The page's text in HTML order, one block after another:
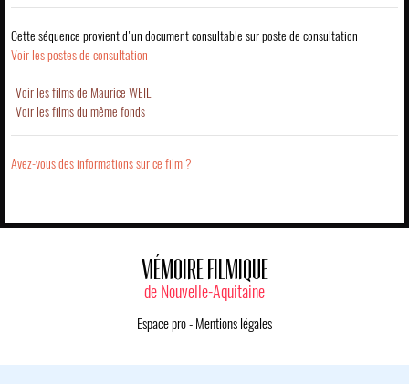
Cette séquence provient d'un document consultable sur poste de consultation
Voir les postes de consultation
Voir les films de Maurice WEIL
Voir les films du même fonds
Avez-vous des informations sur ce film ?
MÉMOIRE FILMIQUE
de Nouvelle-Aquitaine
Espace pro- Mentions légales